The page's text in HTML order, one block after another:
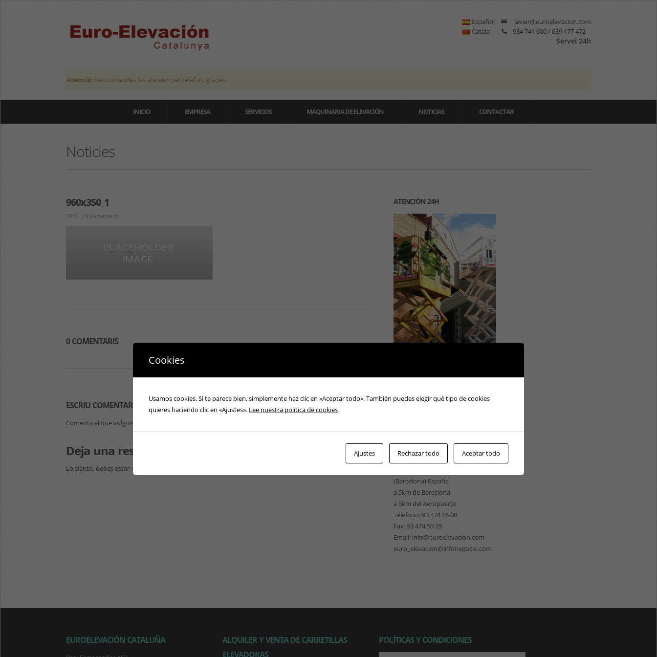
javier@euroelevacion.com
934 741 600 / 639 177 472
Servei 24h
Español
Català
Atenció: Les comandes les atenem per telèfon, gràcies.
INICIO EMPRESA SERVICIOS MAQUINARIA DE ELEVACIÓN NOTICIAS CONTACTAR
Noticies
960x350_1
19:31 0 Comentaris
0 COMENTARIS
ESCRIU COMENTARIS
Comenta el que vulguis sobre aquesta notícia.
Deja una respuesta
Lo siento, debes estar conectado
ATENCIÓN 24H
Pso. Ferrocarriles 158
(Barcelona) España
a 5km de Barcelona
a 5km del Aeropuerto
Telefono: 93 474 16 00
Fax: 93 474 50 29
Email: info@euroelevacion.com
euro_elevacion@infonegocio.com
EUROELEVACIÓN CATALUÑA
ALQUILER Y VENTA DE CARRETILLAS
ELEVADORAS
POLÍTICAS Y CONDICIONES
Cookies
Usamos cookies. Si te parece bien, simplemente haz clic en «Aceptar todo». También puedes elegir qué tipo de cookies
quieres haciendo clic en «Ajustes». Lee nuestra política de cookies
Ajustes Rechazar todo Aceptar todo